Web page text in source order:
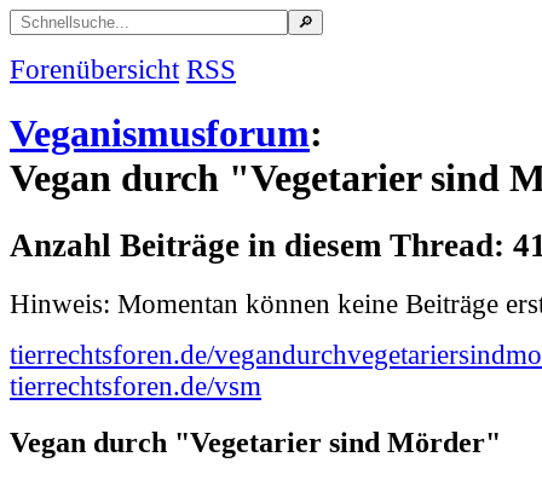
Forenübersicht RSS
Veganismusforum:
Vegan durch "Vegetarier sind
Anzahl Beiträge in diesem Thread:
Hinweis: Momentan können keine Beiträge
tierrechtsforen.de/
tierrechtsforen.de/vsm
Vegan durch "Vegetarier sind Mörder"